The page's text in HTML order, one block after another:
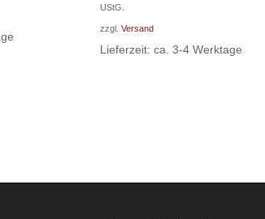
UStG.
zzgl. Versand
Lieferzeit: ca. 3-4 Werktage